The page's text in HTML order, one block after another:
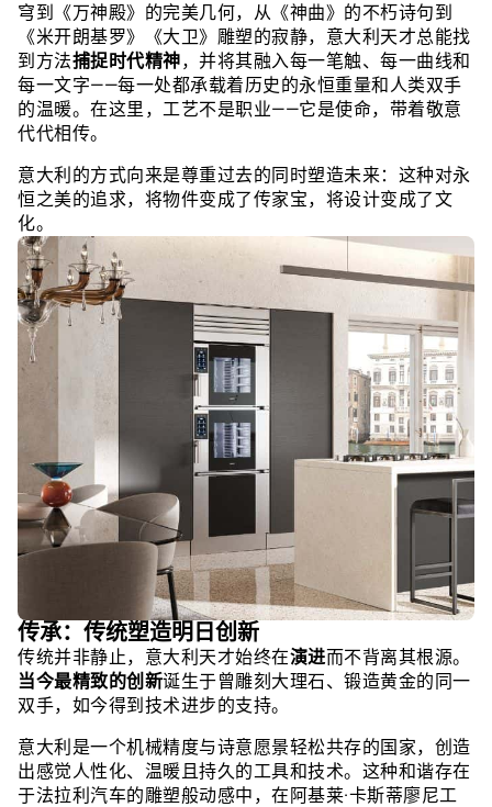
穹到《万神殿》的完美几何，从《神曲》的不朽诗句到
《米开朗基罗》《大卫》雕塑的寂静，意大利天才总能找
到方法捕捉时代精神，并将其融入每一笔触、每一曲线和
每一文字——每一处都承载着历史的永恒重量和人类双手
的温暖。在这里，工艺不是职业——它是使命，带着敬意
代代相传。
意大利的方式向来是尊重过去的同时塑造未来：这种对永
恒之美的追求，将物件变成了传家宝，将设计变成了文
化。
传承：传统塑造明日创新
传统并非静止，意大利天才始终在演进而不背离其根源。
当今最精致的创新诞生于曾雕刻大理石、锻造黄金的同一
双手，如今得到技术进步的支持。
意大利是一个机械精度与诗意愿景轻松共存的国家，创造
出感觉人性化、温暖且持久的工具和技术。这种和谐存在
于法拉利汽车的雕塑般动感中，在阿基莱·卡斯蒂廖尼工